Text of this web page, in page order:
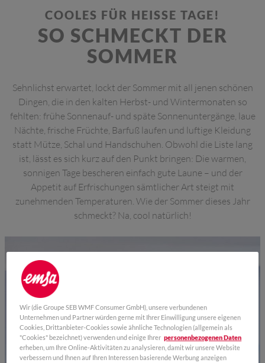
COOLES FÜR HEISSE TAGE!
SO SCHMECKT DER
SOMMER
Sehnlichst erwartet, lockt der Sommer mit all jenen schönen
Dingen, die in den kalten Herbst- und Wintermonaten so
fehlten: frühe Sonnenauf- und späte Sonnenuntergänge, laue
Nächte, frische Früchte, Barfuß laufen und luftige Kleidung
statt Mütze, Schal und Handschuhen. Obwohl die Liste lang
ist, lässt es sich kurz auf den Punkt bringen: Die warmen,
sonnigen Tage bescheren einfach gute Laune – und der
Appetit auf Erfrischungen sämtlicher Art steigt mit
zunehmenden Temperaturen. Wie der Sommer dieses Jahr
schmeckt? Na, cool natürlich!
Wir (die Groupe SEB WMF Consumer GmbH), unsere verbundenen
Unternehmen und Partner würden gerne mit Ihrer Einwilligung unsere eigenen
Cookies, Drittanbieter-Cookies sowie ähnliche Technologien (allgemein als
"Cookies" bezeichnet) verwenden und einige Ihrer personenbezogenen Daten
erheben, um Ihre Online-Aktivitäten zu analysieren, damit wir unsere Website
verbessern und Ihnen auf Ihren Interessen basierende Werbung anzeigen